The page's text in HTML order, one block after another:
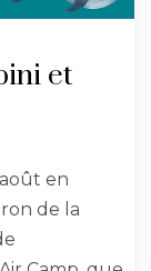
et
en
de la